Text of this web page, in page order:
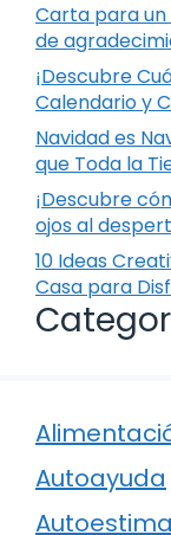
Carta para
de
¡Descubre
Calendario y
Navidad es
que Toda la
¡Descubre
ojos al
10 Ideas
Casa para
Autoayuda
Autoestima